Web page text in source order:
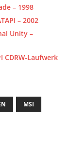
– 1998
– 2002
Unity –
CDRW-Laufwerk
MSI